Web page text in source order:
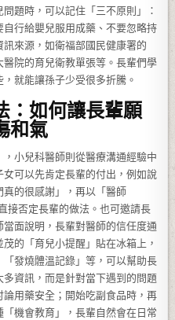
題時，可以記住「三不原則」：
行給嬰兒服用成藥、不要忽略持
來源，如衛福部國民健康署的
醫院的育兒衛教單張等。長輩們學
就能讓孫子少受很多折騰。
：如何讓長輩願
和氣
小兒科醫師則從醫療溝通經驗中
可以先肯定長輩的付出，例如說
真的很感謝」，再以「醫師
接否定長輩的做法。也可邀請長
面說明，長輩對醫師的信任度通
的「育兒小提醒」貼在冰箱上，
發燒體溫記錄」等，可以幫助長
資訊，而是針對當下遇到的問題
用藥安全；開始吃副食品時，再
機會教育」，長輩自然會在日常